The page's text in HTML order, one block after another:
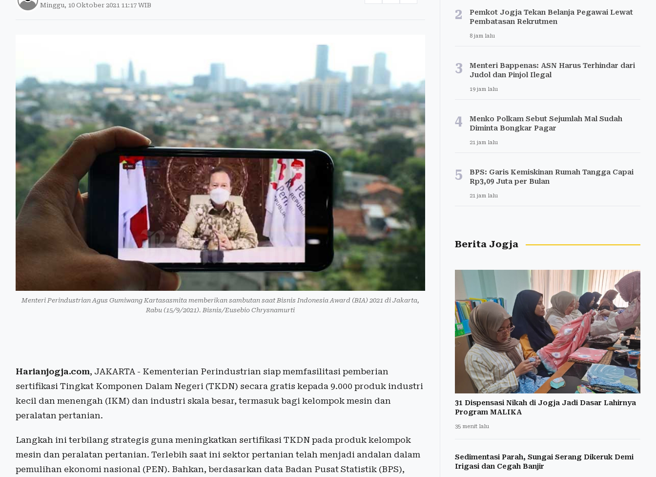
Minggu, 10 Oktober 2021 11:17 WIB
Menteri Perindustrian Agus Gumiwang Kartasasmita memberikan sambutan saat Bisnis Indonesia Award (BIA) 2021 di Jakarta,
Rabu (15/9/2021). Bisnis/Eusebio Chrysnamurti
Harianjogja.com, JAKARTA - Kementerian Perindustrian siap memfasilitasi pemberian
sertifikasi Tingkat Komponen Dalam Negeri (TKDN) secara gratis kepada 9.000 produk industri
kecil dan menengah (IKM) dan industri skala besar, termasuk bagi kelompok mesin dan
peralatan pertanian.
Langkah ini terbilang strategis guna meningkatkan sertifikasi TKDN pada produk kelompok
mesin dan peralatan pertanian. Terlebih saat ini sektor pertanian telah menjadi andalan dalam
pemulihan ekonomi nasional (PEN). Bahkan, berdasarkan data Badan Pusat Statistik (BPS),
2
Pemkot Jogja Tekan Belanja Pegawai Lewat
Pembatasan Rekrutmen
8 jam lalu
3
Menteri Bappenas: ASN Harus Terhindar dari
Judol dan Pinjol Ilegal
19 jam lalu
4
Menko Polkam Sebut Sejumlah Mal Sudah
Diminta Bongkar Pagar
21 jam lalu
5
BPS: Garis Kemiskinan Rumah Tangga Capai
Rp3,09 Juta per Bulan
21 jam lalu
Berita Jogja
31 Dispensasi Nikah di Jogja Jadi Dasar Lahirnya
Program MALIKA
35 menit lalu
Sedimentasi Parah, Sungai Serang Dikeruk Demi
Irigasi dan Cegah Banjir